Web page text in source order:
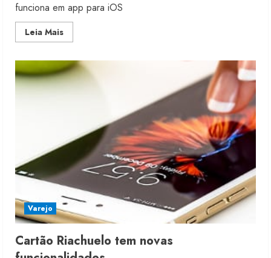
funciona em app para iOS
Leia MaisRead
more
21
incorpora
busca
visual
Varejo
Cartão Riachuelo tem novas